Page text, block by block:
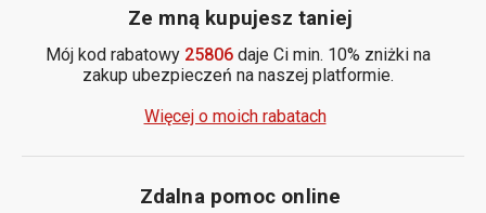
Ze mną kupujesz taniej
Mój kod rabatowy 25806daje Ci min. 10% zniżki na
zakup ubezpieczeń na naszej platformie.
Więcej o moich rabatach
Zdalna pomoc online